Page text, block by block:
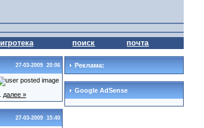
игротека поиск почта
27-03-2009 20:06
далее »
27-03-2009 15:40
Реклама:
Google AdSense